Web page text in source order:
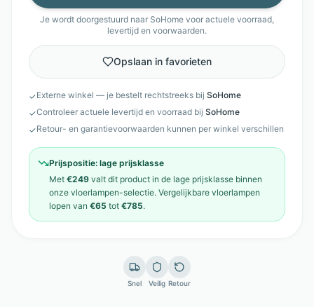
Je wordt doorgestuurd naar SoHome voor actuele voorraad,
levertijd en voorwaarden.
Opslaan in favorieten
✓Externe winkel — je bestelt rechtstreeks bij SoHome
✓Controleer actuele levertijd en voorraad bij SoHome
✓Retour- en garantievoorwaarden kunnen per winkel verschillen
Prijspositie: lage prijsklasse
Met €249 valt dit product in de lage prijsklasse binnen
onze vloerlampen-selectie. Vergelijkbare vloerlampen
lopen van €65 tot €785.
Snel Veilig Retour